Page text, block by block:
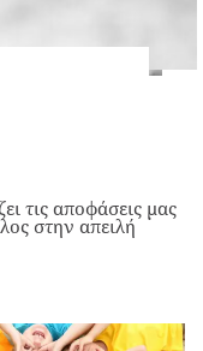
τις αποφάσεις μας
στην απειλή